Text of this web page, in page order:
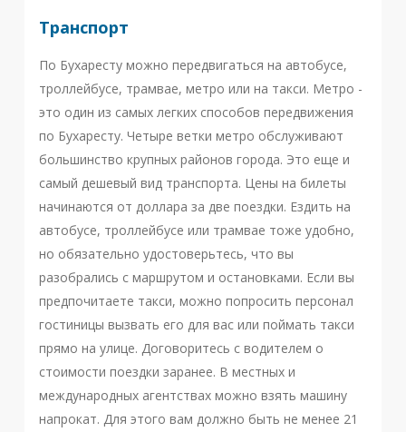
Транспорт
По Бухаресту можно передвигаться на автобусе,
троллейбусе, трамвае, метро или на такси. Метро -
это один из самых легких способов передвижения
по Бухаресту. Четыре ветки метро обслуживают
большинство крупных районов города. Это еще и
самый дешевый вид транспорта. Цены на билеты
начинаются от доллара за две поездки. Ездить на
автобусе, троллейбусе или трамвае тоже удобно,
но обязательно удостоверьтесь, что вы
разобрались с маршрутом и остановками. Если вы
предпочитаете такси, можно попросить персонал
гостиницы вызвать его для вас или поймать такси
прямо на улице. Договоритесь с водителем о
стоимости поездки заранее. В местных и
международных агентствах можно взять машину
напрокат. Для этого вам должно быть не менее 21